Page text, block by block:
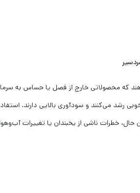
که محصولاتی خارج از فصل یا حساس به سرما
رشد می‌کنند و سودآوری بالایی دارند.
حال، خطرات ناشی از یخبندان یا تغییرات